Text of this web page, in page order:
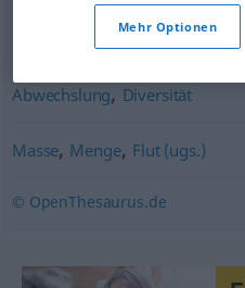
Flut (ugs.) Serie
,Anzahl
Abwechslung, Diversität
Masse, Menge, Flut (ugs.)
© OpenThesaurus.de
Mehr Optionen